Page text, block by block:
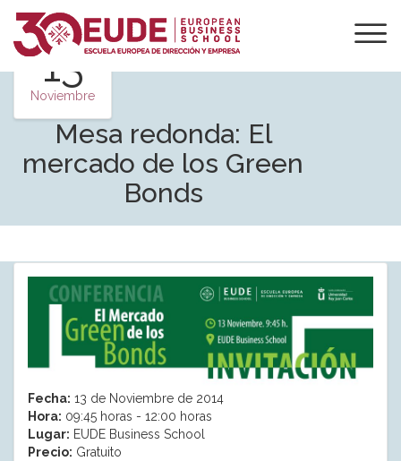
13
Noviembre
Mesa redonda: El
mercado de los Green
Bonds
Fecha: 13 de Noviembre de 2014
Hora: 09:45 horas - 12:00 horas
Lugar: EUDE Business School
Precio: Gratuito